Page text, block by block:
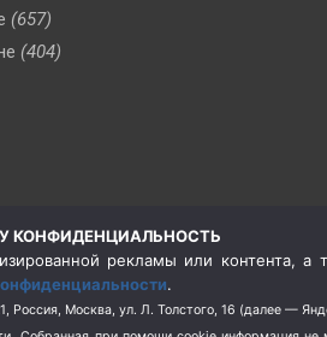
(657)
(404)
КОНФИДЕНЦИАЛЬНОСТЬ
рекламы или контента,
.
Москва, ул. Л. Толстого, 16 (далее —